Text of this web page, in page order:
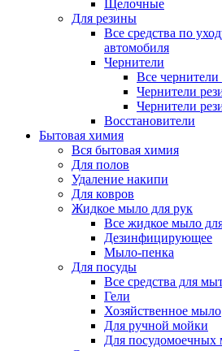
Щелочные
Для резины
Все средства по
автомобиля
Чернители
Все
Чернители
Чернители
Восстановители
Бытовая химия
Вся бытовая химия
Для полов
Удаление накипи
Для ковров
Жидкое мыло для рук
Все жидкое мыло
Дезинфицирующее
Мыло-пенка
Для посуды
Все средства для
Гели
Хозяйственное мыло
Для ручной мойки
Для посудомоечных